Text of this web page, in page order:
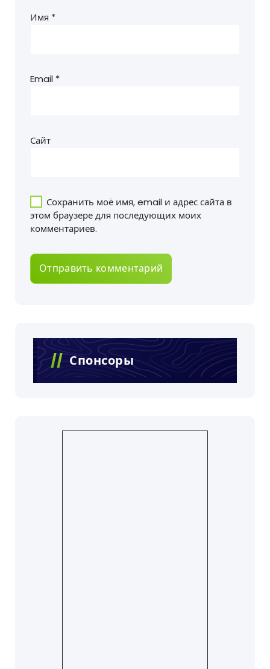
Имя *
Email *
Сайт
Сохранить моё имя, email и адрес сайта в
этом браузере для последующих моих
комментариев.
Спонсоры